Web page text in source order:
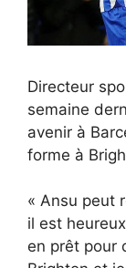
Directeur
semaine
avenir à
forme à
« Ansu peut
il est
en prêt pour